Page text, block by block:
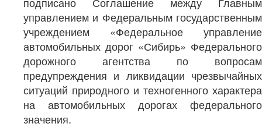
управлением и Федеральным государственным
учреждением «Федеральное управление
автомобильных дорог «Сибирь» Федерального
дорожного агентства по вопросам
предупреждения и ликвидации чрезвычайных
ситуаций природного и техногенного характера
на автомобильных дорогах федерального
значения.